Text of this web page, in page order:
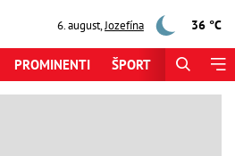
6. august,Jozefína 36 °C
PROMINENTI ŠPORT